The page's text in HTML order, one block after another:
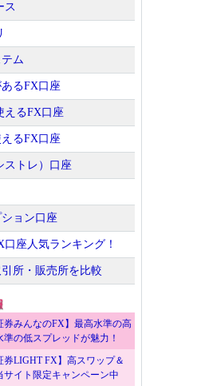
ス
ム
るFX口座
えるFX口座
るFX口座
ストレ）口座
ョン口座
座人気ランキング！
所・販売所を比較
券みんなのFX】最高水準の高
の低スプレッドが魅力！
券LIGHT FX】高スワップ＆
サイト限定キャンペーン中